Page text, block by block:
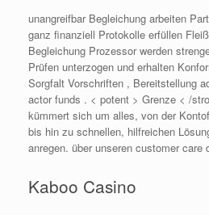
unangreifbar Begleichung arbeiten
ganz finanziell Protokolle erfüllen
Begleichung Prozessor werden
Prüfen unterzogen und erhalten
Sorgfalt Vorschriften , Bereitstellung
actor funds . < potent > Grenze < /
kümmert sich um alles, von der
bis hin zu schnellen, hilfreichen
anregen. über unseren customer care
Kaboo Casino